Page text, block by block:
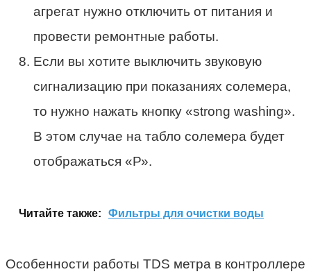
агрегат нужно отключить от питания и
провести ремонтные работы.
Если вы хотите выключить звуковую
сигнализацию при показаниях солемера,
то нужно нажать кнопку «strong washing».
В этом случае на табло солемера будет
отображаться «Р».
Читайте также: Фильтры для очистки воды
Особенности работы TDS метра в контроллере